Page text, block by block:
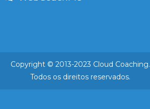
Copyright © 2013-2023 Cloud Coaching.
Todos os direitos reservados.